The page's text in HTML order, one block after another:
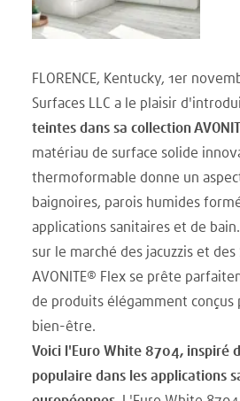
FLORENCE, Kentucky, 1er
Surfaces LLC a le plaisir
teintes dans sa collection
matériau de surface solide
thermoformable donne un
baignoires, parois humides
applications sanitaires et de
sur le marché des jacuzzis et des
AVONITE® Flex se prête
de produits élégamment conçus
bien-être.
Voici l'Euro White 8704, inspiré
populaire dans les applications